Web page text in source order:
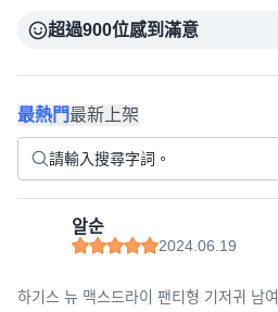
超過900位感到滿意
最熱門最新上架
알순
2024.06.19
하기스 뉴 맥스드라이 팬티형 기저귀 남